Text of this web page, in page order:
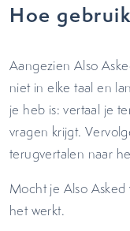
Hoe
Aangezien Also
niet in elke taal en
je heb is: vertaal je
vragen krijgt.
terugvertalen naar
Mocht je Also
het werkt.